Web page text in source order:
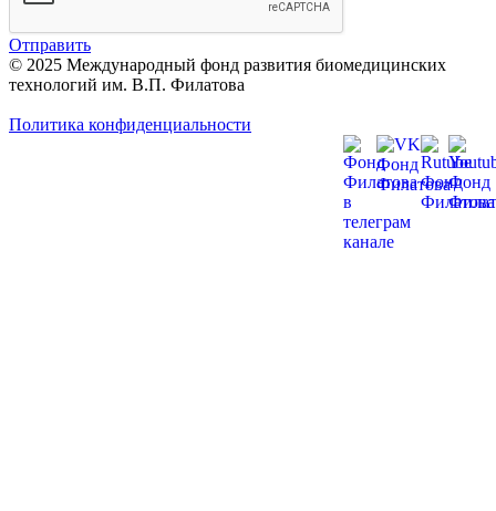
Отправить
© 2025 Международный фонд развития биомедицинских
технологий им. В.П. Филатова
Политика конфиденциальности